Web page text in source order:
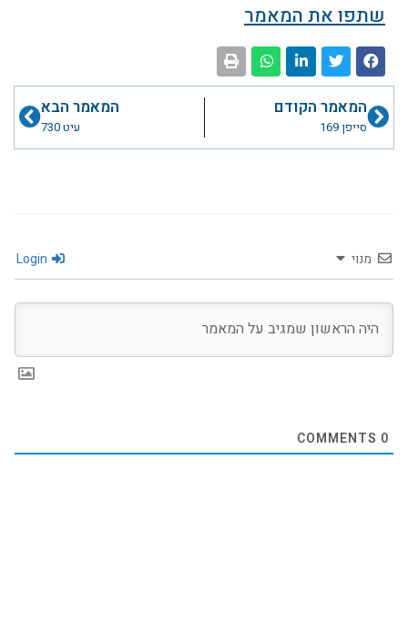
שתפו את המאמר
קודםהמאמר הקודם
סייפן 169
המאמר הבא
עיט 730
הבא
מנוי
0